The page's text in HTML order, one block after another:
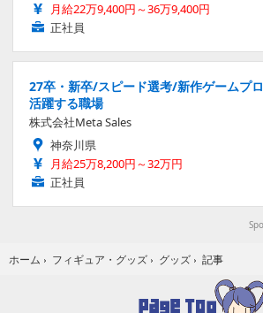
月給22万9,400円～36万9,400円
正社員
27卒・新卒/スピード選考/新作ゲームプ
活躍する職場
株式会社Meta Sales
神奈川県
月給25万8,200円～32万円
正社員
ホーム › フィギュア・グッズ › グッズ › 記事